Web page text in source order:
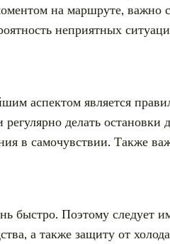
на маршруте, важно
неприятных
аспектом является
делать
в самочувствии. Также
быстро. Поэтому следует
а также защиту от